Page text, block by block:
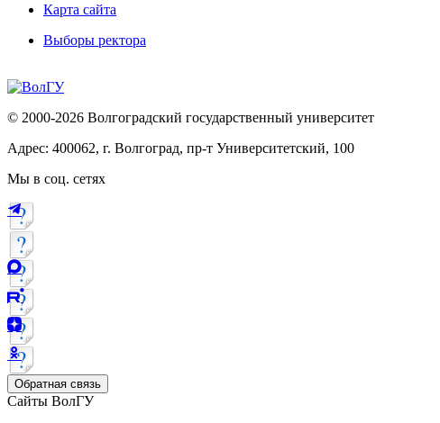
Карта сайта
Выборы ректора
© 2000-2026 Волгоградский государственный университет
Адрес: 400062, г. Волгоград, пр-т Университетский, 100
Мы в соц. сетях
Обратная связь
Сайты ВолГУ